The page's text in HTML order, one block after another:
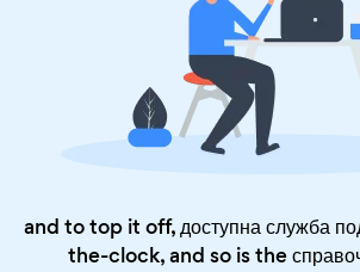
and to top it off, доступна служба
the-clock, and so is the